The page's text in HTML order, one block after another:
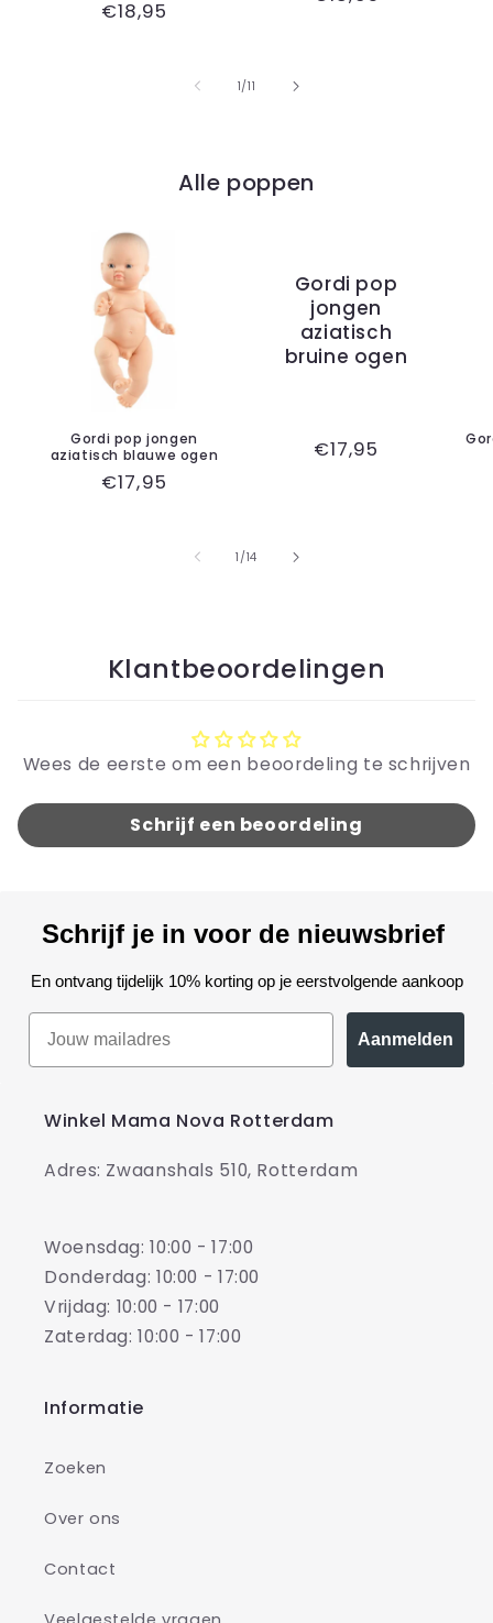
Normale
€18,95
1/van
11
Alle poppen
Gordi pop jongen
aziatisch blauwe ogen
Normale
€17,95
Gordi pop
jongen
aziatisch
bruine ogen
Normale
€17,95
1 /van
14
Klantbeoordelingen
Wees de eerste om een beoordeling te schrijven
Schrijf een beoordeling
Schrijf je in voor de nieuwsbrief
En ontvang tijdelijk 10% korting op je eerstvolgende aankoop
Aanmelden
Winkel Mama Nova Rotterdam
Adres: Zwaanshals 510, Rotterdam
Woensdag: 10:00 - 17:00
Donderdag: 10:00 - 17:00
Vrijdag: 10:00 - 17:00
Zaterdag: 10:00 - 17:00
Informatie
Zoeken
Over ons
Contact